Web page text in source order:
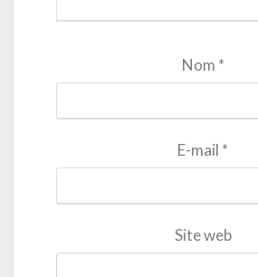
Nom *
E-mail *
Site web